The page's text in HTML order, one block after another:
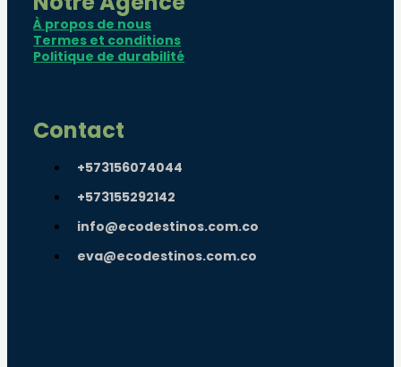
À propos de nous
Termes et conditions
Politique de durabilité
Contact
+573156074044
+573155292142
info@ecodestinos.com.co
eva@ecodestinos.com.co